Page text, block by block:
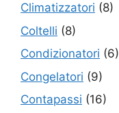
Climatizzatori (8)
Coltelli (8)
Condizionatori (6)
Congelatori (9)
Contapassi (16)